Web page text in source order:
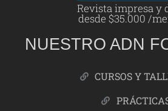
Revista impresa y
desde $35.000 /
NUESTRO ADN
CURSOS Y